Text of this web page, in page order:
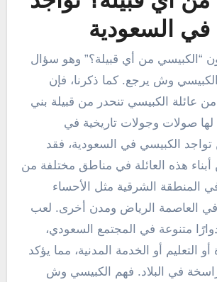
في السعودية
“الكبيسي من أي قبيلة؟” وهو سؤال
وش يرجع. كما ذكرنا، فإن
من عائلة الكبيسي تنحدر من قبيلة بني
صولات وجولات تاريخية في
تواجد الكبيسي في السعودية، فقد
أبناء هذه العائلة في مناطق مختلفة من
المنطقة الشرقية مثل الأحساء
في العاصمة الرياض ومدن أخرى. لعب
متنوعة في المجتمع السعودي،
التعليم أو الخدمة المدنية، مما يؤكد
في البلاد. فهم الكبيسي وش